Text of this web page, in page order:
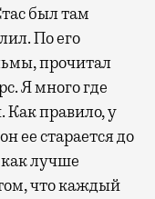
был там
По его
прочитал
Я много где
Как правило, у
ее старается до
как лучше
что каждый